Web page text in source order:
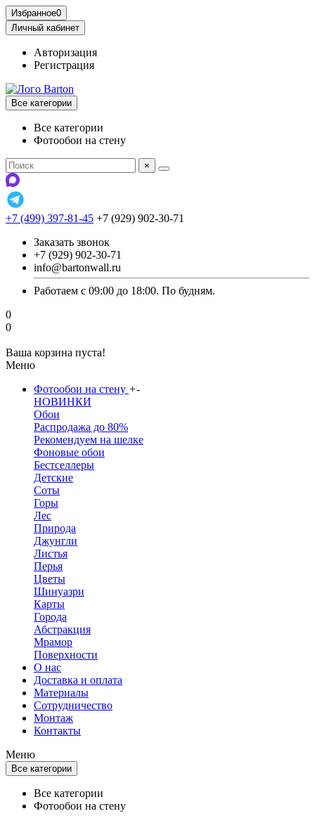
Избранное0
Личный кабинет
Авторизация
Регистрация
Все категории
Все категории
Фотообои на стену
×
+7 (499) 397-81-45 +7 (929) 902-30-71
Заказать звонок
+7 (929) 902-30-71
info@bartonwall.ru
Работаем с 09:00 до 18:00. По будням.
0
0
Ваша корзина пуста!
Меню
Фотообои на стену +-
НОВИНКИ
Обои
Распродажа до 80%
Рекомендуем на шелке
Фоновые обои
Бестселлеры
Детские
Соты
Горы
Лес
Природа
Джунгли
Листья
Перья
Цветы
Шинуазри
Карты
Города
Абстракция
Мрамор
Поверхности
О нас
Доставка и оплата
Материалы
Сотрудничество
Монтаж
Контакты
Меню
Все категории
Все категории
Фотообои на стену